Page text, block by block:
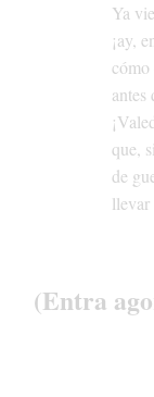
Ya
¡ay,
cómo
antes
que, si
de
llevar
(Entra